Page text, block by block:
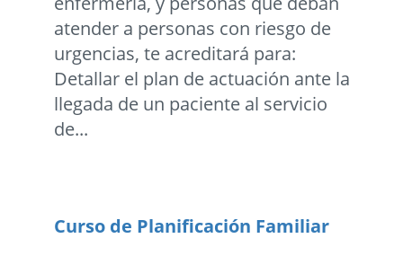
atender a personas con riesgo de
urgencias, te acreditará para:
Detallar el plan de actuación ante la
llegada de un paciente al servicio
de...
Curso de Planificación Familiar